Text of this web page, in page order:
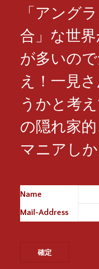
「アング
合」な世
が多いの
え！一見
うかと考
の隠れ家的
マニアしか
Name
Mail-Address